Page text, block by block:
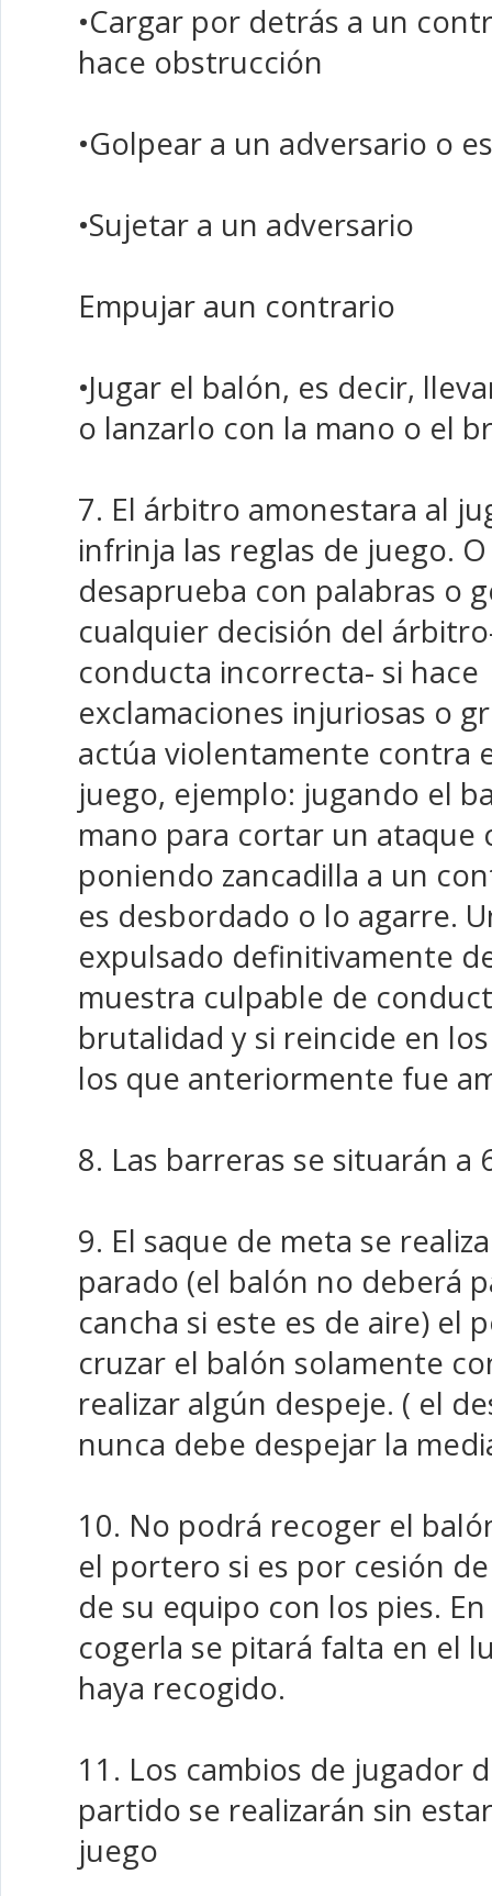
•Cargar por detrás a un
hace obstrucción
•Golpear a un adversario o
•Sujetar a un adversario
Empujar aun contrario
•Jugar el balón, es decir,
o lanzarlo con la mano o el
7. El árbitro amonestara al
infrinja las reglas de juego. O
desaprueba con palabras o
cualquier decisión del
conducta incorrecta- si hace
exclamaciones injuriosas o
actúa violentamente contra
juego, ejemplo: jugando el
mano para cortar un ataque
poniendo zancadilla a un
es desbordado o lo agarre.
expulsado definitivamente
muestra culpable de
brutalidad y si reincide en
los que anteriormente fue
8. Las barreras se situarán a
9. El saque de meta se
parado (el balón no deberá
cancha si este es de aire) el
cruzar el balón solamente
realizar algún despeje. ( el
nunca debe despejar la
10. No podrá recoger el
el portero si es por cesión
de su equipo con los pies.
cogerla se pitará falta en el
haya recogido.
11. Los cambios de jugador
partido se realizarán sin
juego